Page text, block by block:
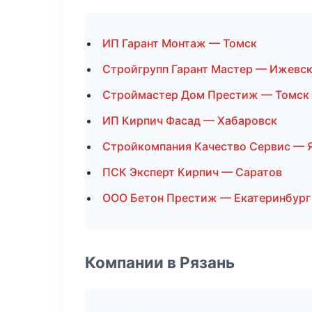
ИП Гарант Монтаж — Томск
Стройгрупп Гарант Мастер — Ижевск
Строймастер Дом Престиж — Томск
ИП Кирпич Фасад — Хабаровск
Стройкомпания Качество Сервис —
ПСК Эксперт Кирпич — Саратов
ООО Бетон Престиж — Екатеринбург
Компании в Рязань